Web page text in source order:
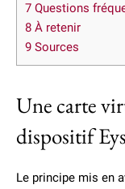
7 Questions
8 À retenir
9 Sources
Une carte
dispositif
Le principe mis en